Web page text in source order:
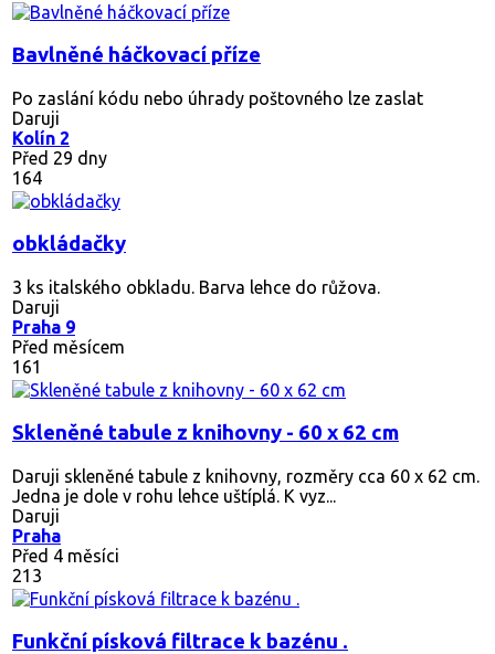
Bavlněné háčkovací příze
Po zaslání kódu nebo úhrady poštovného lze zaslat
Daruji
Kolín 2
Před 29 dny
164
obkládačky
3 ks italského obkladu. Barva lehce do růžova.
Daruji
Praha 9
Před měsícem
161
Skleněné tabule z knihovny - 60 x 62 cm
Daruji skleněné tabule z knihovny, rozměry cca 60 x 62 cm.
Jedna je dole v rohu lehce uštíplá. K vyz...
Daruji
Praha
Před 4 měsíci
213
Funkční písková filtrace k bazénu .